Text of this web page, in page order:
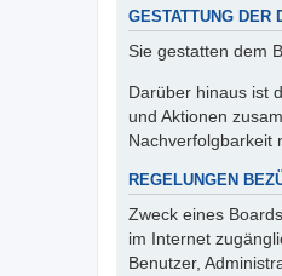
GESTATTUNG DER
Sie gestatten dem
Darüber hinaus ist
und Aktionen
Nachverfolgbarkeit
REGELUNGEN
Zweck eines
im Internet
Benutzer,